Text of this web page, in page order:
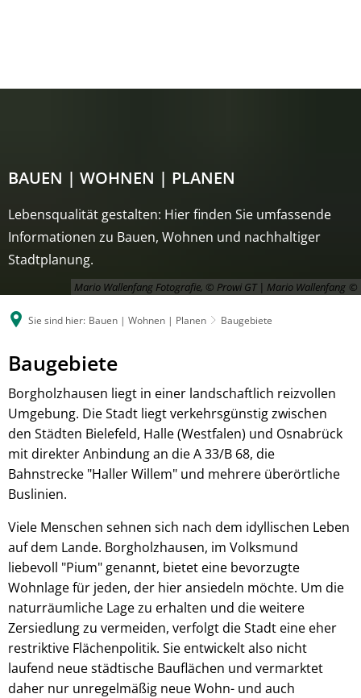
Mario Wallenfang Fotografie, © Prowi GT | Mario Wallenfang
BAUEN | WOHNEN | PLANEN
Lebensqualität gestalten: Hier finden Sie umfassende
Informationen zu Bauen, Wohnen und nachhaltiger
Stadtplanung.
Sie sind hier: Bauen | Wohnen | Planen Baugebiete
Baugebiete
Borgholzhausen liegt in einer landschaftlich reizvollen
Umgebung. Die Stadt liegt verkehrsgünstig zwischen
den Städten Bielefeld, Halle (Westfalen) und Osnabrück
mit direkter Anbindung an die A 33/B 68, die
Bahnstrecke "Haller Willem" und mehrere überörtliche
Buslinien.
Viele Menschen sehnen sich nach dem idyllischen Leben
auf dem Lande. Borgholzhausen, im Volksmund
liebevoll "Pium" genannt, bietet eine bevorzugte
Wohnlage für jeden, der hier ansiedeln möchte. Um die
naturräumliche Lage zu erhalten und die weitere
Zersiedlung zu vermeiden, verfolgt die Stadt eine eher
restriktive Flächenpolitik. Sie entwickelt also nicht
laufend neue städtische Bauflächen und vermarktet
daher nur unregelmäßig neue Wohn- und auch